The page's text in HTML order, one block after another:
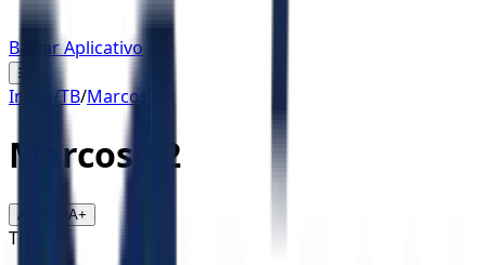
Baixar Aplicativo
☰
Início /TB/Marcos
Marcos 12
A- A+
TB